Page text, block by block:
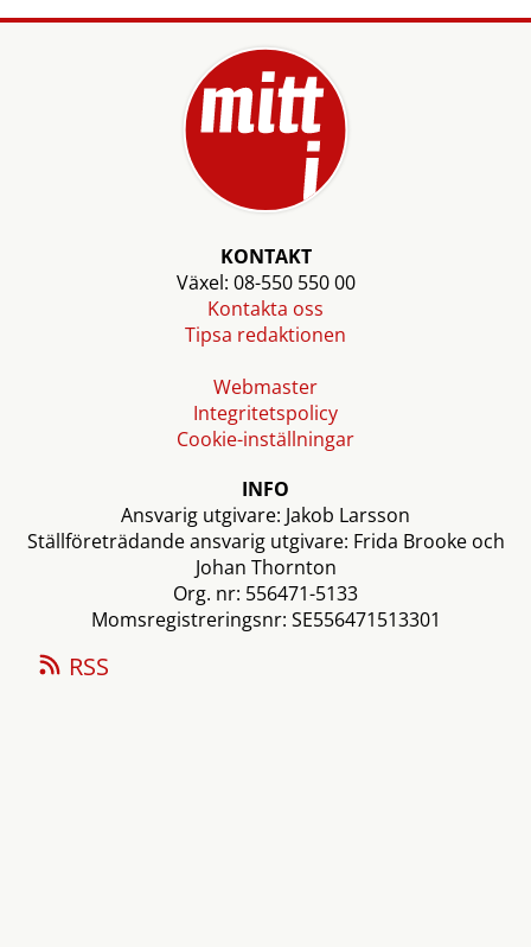
KONTAKT
Växel: 08-550 550 00
Kontakta oss
Tipsa redaktionen
Webmaster
Integritetspolicy
Cookie-inställningar
INFO
Ansvarig utgivare: Jakob Larsson
Ställföreträdande ansvarig utgivare: Frida Brooke och
Johan Thornton
Org. nr: 556471-5133
Momsregistreringsnr: SE556471513301
RSS